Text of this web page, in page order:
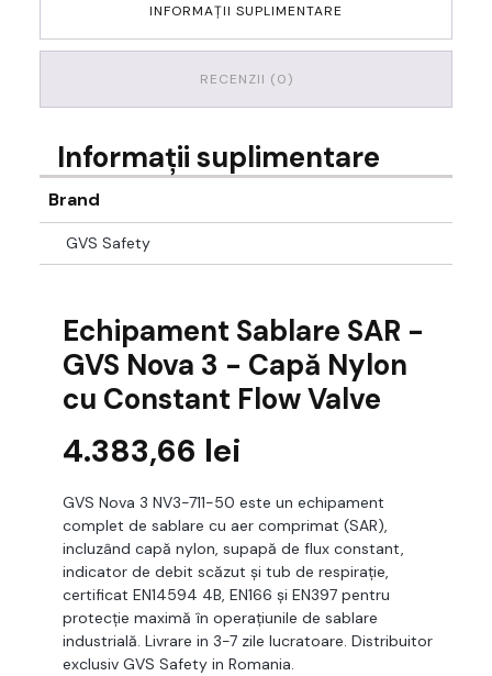
INFORMAȚII SUPLIMENTARE
RECENZII (0)
Informații suplimentare
Brand
GVS Safety
Echipament Sablare SAR -
GVS Nova 3 - Capă Nylon
cu Constant Flow Valve
4.383,66 lei
GVS Nova 3 NV3-711-50 este un echipament
complet de sablare cu aer comprimat (SAR),
incluzând capă nylon, supapă de flux constant,
indicator de debit scăzut și tub de respirație,
certificat EN14594 4B, EN166 și EN397 pentru
protecție maximă în operațiunile de sablare
industrială. Livrare in 3-7 zile lucratoare. Distribuitor
exclusiv GVS Safety in Romania.